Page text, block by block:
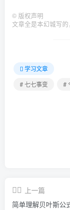
© 版权声明
文章全是本幻城写
学习文章
# 七七事变
#
上一篇
简单理解贝叶斯公